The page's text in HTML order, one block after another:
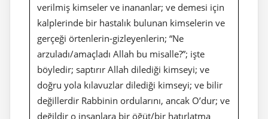
verilmiş kimseler ve inananlar; ve demesi için
kalplerinde bir hastalık bulunan kimselerin ve
gerçeği örtenlerin-gizleyenlerin; “Ne
arzuladı/amaçladı Allah bu misalle?”; işte
böyledir; saptırır Allah dilediği kimseyi; ve
doğru yola kılavuzlar dilediği kimseyi; ve bilir
değillerdir Rabbinin ordularını, ancak O’dur; ve
değildir o insanlara bir öğüt/bir hatırlatma